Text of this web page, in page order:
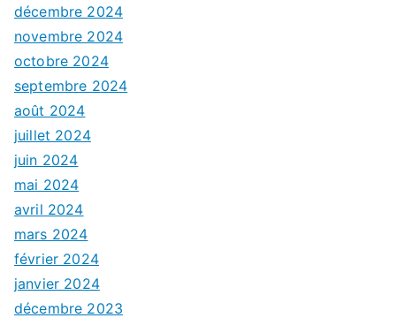
décembre 2024
novembre 2024
octobre 2024
septembre 2024
août 2024
juillet 2024
juin 2024
mai 2024
avril 2024
mars 2024
février 2024
janvier 2024
décembre 2023